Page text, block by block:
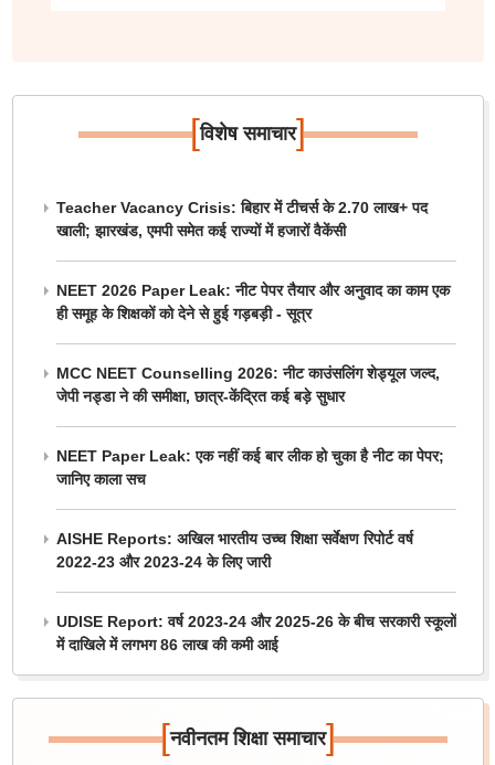
[विशेष समाचार]
Teacher Vacancy Crisis: बिहार में टीचर्स के 2.70 लाख+ पद
खाली; झारखंड, एमपी समेत कई राज्यों में हजारों वैकेंसी
NEET 2026 Paper Leak: नीट पेपर तैयार और अनुवाद का काम एक
ही समूह के शिक्षकों को देने से हुई गड़बड़ी - सूत्र
MCC NEET Counselling 2026: नीट काउंसलिंग शेड्यूल जल्द,
जेपी नड्डा ने की समीक्षा, छात्र-केंद्रित कई बड़े सुधार
NEET Paper Leak: एक नहीं कई बार लीक हो चुका है नीट का पेपर;
जानिए काला सच
AISHE Reports: अखिल भारतीय उच्च शिक्षा सर्वेक्षण रिपोर्ट वर्ष
2022-23 और 2023-24 के लिए जारी
UDISE Report: वर्ष 2023-24 और 2025-26 के बीच सरकारी स्कूलों
में दाखिले में लगभग 86 लाख की कमी आई
[नवीनतम शिक्षा समाचार]